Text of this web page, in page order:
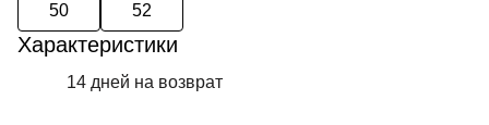
50 52
Характеристики
14 дней на возврат